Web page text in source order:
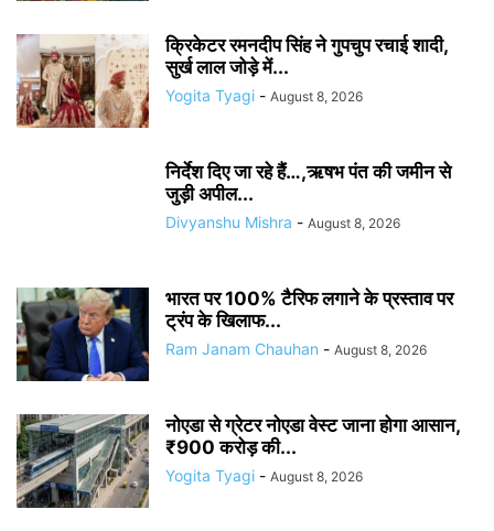
क्रिकेटर रमनदीप सिंह ने गुपचुप रचाई शादी,
सुर्ख लाल जोड़े में...
Yogita Tyagi - August 8, 2026
निर्देश दिए जा रहे हैं…,ऋषभ पंत की जमीन से
जुड़ी अपील...
Divyanshu Mishra - August 8, 2026
भारत पर 100% टैरिफ लगाने के प्रस्ताव पर
ट्रंप के खिलाफ...
Ram Janam Chauhan - August 8, 2026
नोएडा से ग्रेटर नोएडा वेस्ट जाना होगा आसान,
₹900 करोड़ की...
Yogita Tyagi - August 8, 2026